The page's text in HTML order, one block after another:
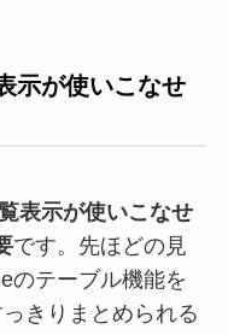
示が使いこなせ
表示が使いこなせ
です。先ほどの見
のテーブル機能を
きりまとめられる